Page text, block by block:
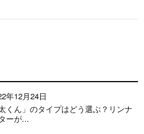
年12月24日
くん」のタイプはどう選ぶ？リンナ
ーが...